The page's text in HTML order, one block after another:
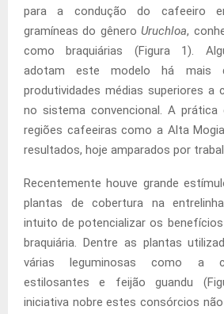
para a condução do cafeeiro
gramíneas do gêneroUruchloa,
como braquiárias (Figura 1).
adotam este modelo há mais
produtividades médias superiores a
no sistema convencional. A prática
regiões cafeeiras como a Alta
resultados, hoje amparados por
Recentemente houve grande
plantas de cobertura na
intuito de potencializar os
braquiária. Dentre as plantas
várias leguminosas como a
estilosantes e feijão guandu
iniciativa nobre estes consórcios